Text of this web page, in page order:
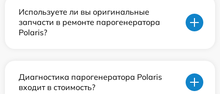
Используете ли вы оригинальные
запчасти в ремонте парогенератора
Polaris?
Диагностика парогенератора Polaris
входит в стоимость?